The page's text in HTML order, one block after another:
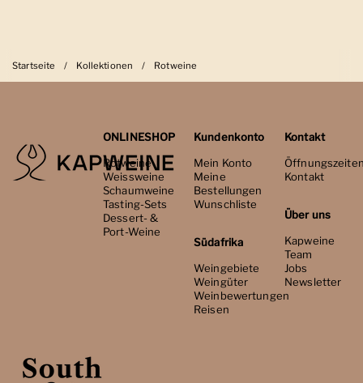
Startseite / Kollektionen / Rotweine
ONLINESHOP
Rotweine
Weissweine
Schaumweine
Tasting-Sets
Dessert- &
Port-Weine
Kundenkonto
Mein Konto
Meine
Bestellungen
Wunschliste
Südafrika
Weingebiete
Weingüter
Weinbewertungen
Reisen
Kontakt
Kontakt
Über uns
Kapweine
Team
Jobs
Newsletter